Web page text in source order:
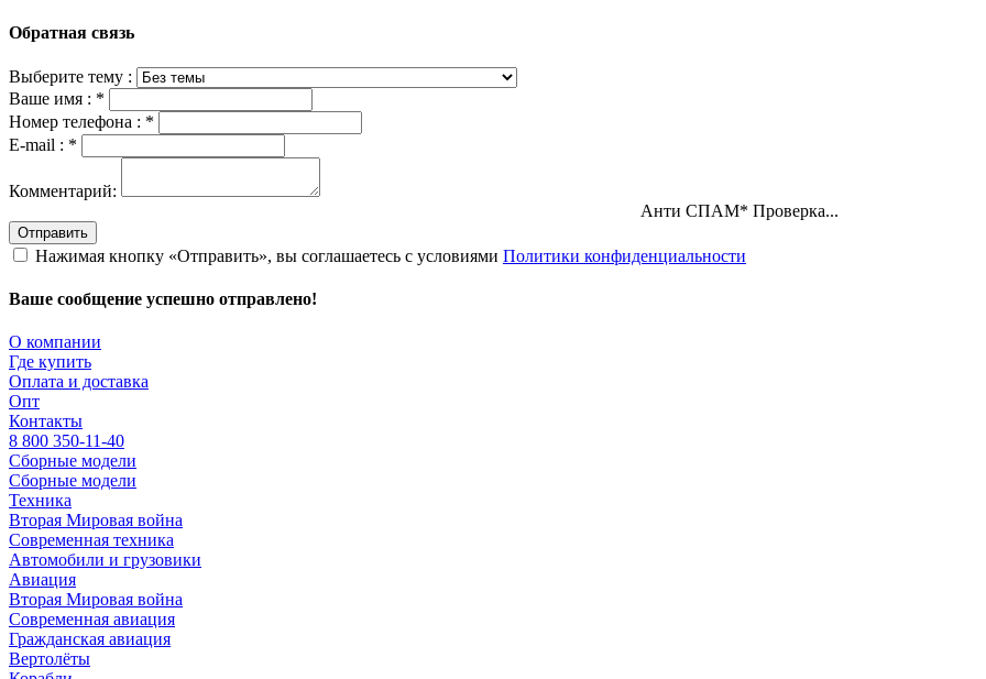
Обратная связь
Выберите тему :
Ваше имя : *
Номер телефона : *
E-mail : *
Комментарий:
Анти СПАМ* Проверка...
Отправить
Нажимая кнопку «Отправить», вы соглашаетесь с условиями Политики конфиденциальности
Ваше сообщение успешно отправлено!
О компании
Где купить
Оплата и доставка
Опт
Контакты
8 800 350-11-40
Сборные модели
Сборные модели
Техника
Вторая Мировая война
Современная техника
Автомобили и грузовики
Авиация
Вторая Мировая война
Современная авиация
Гражданская авиация
Вертолёты